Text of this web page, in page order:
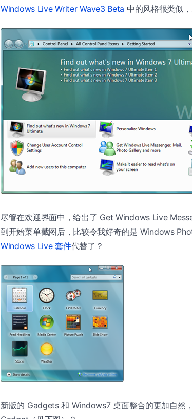
Windows Live Writer Wave3 Beta 中的风格很类似
尽管在欢迎界面中，给出了 Get Windows Live
到开始菜单截图后，比较令我好奇的是 Windows
Windows Live 套件代替了？
新版的 Gadgets 和 Windows7 桌面整合的更加自然